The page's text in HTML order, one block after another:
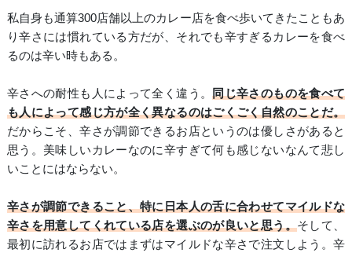
私自身も通算300店舗以上のカレー店を食べ歩いてきたこともあ
り辛さには慣れている方だが、それでも辛すぎるカレーを食べ
るのは辛い時もある。
辛さへの耐性も人によって全く違う。同じ辛さのものを食べて
も人によって感じ方が全く異なるのはごくごく自然のことだ。
だからこそ、辛さが調節できるお店というのは優しさがあると
思う。美味しいカレーなのに辛すぎて何も感じないなんて悲し
いことにはならない。
辛さが調節できること、特に日本人の舌に合わせてマイルドな
辛さを用意してくれている店を選ぶのが良いと思う。そして、
最初に訪れるお店ではまずはマイルドな辛さで注文しよう。辛